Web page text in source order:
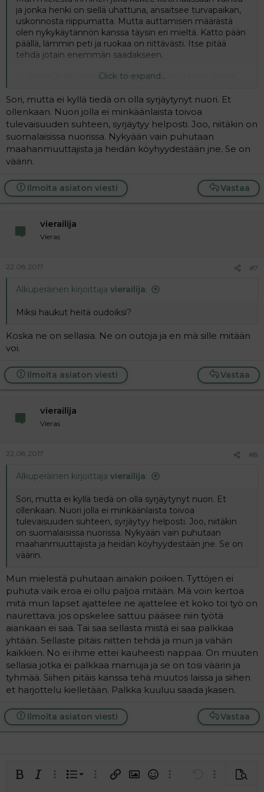
ja jonka henki on siellä uhattuna, ansaitsee turvapaikan,
uskonnosta riippumatta. Mutta auttamisen määrästä
olen nykykäytännön kanssa täysin eri mieltä. Katto pään
päällä, lämmin peti ja ruokaa on riittävästi. Itse pitää
tehdä jotain enemmän saadakseen.
Ja tiedän kyllä, mitä on syrjäytynyt nuori. Mutta tiedän
edes alkeellinen halu kohentaa tilannetta.
Tän yhteiskunnan ongelma on se, että annetaan ja
annetaan vaatimatta yhtään mitään.
Click to expand...
Sori, mutta ei kyllä tiedä on olla syrjäytynyt nuori. Et
ollenkaan. Nuori jolla ei minkäänlaista toivoa
tulevaisuuden suhteen, syrjäytyy helposti. Joo, niitäkin on
suomalaisissa nuorissa. Nykyään vain puhutaan
maahanmuuttajista ja heidän köyhyydestään jne. Se on
väärin.
Vastaa
Ilmoita asiaton viesti
vierailija
Vieras
22.08.2017 #7
Alkuperäinen kirjoittaja vierailija:
Miksi haukut heitä oudoiksi?
Koska ne on sellasia. Ne on outoja ja en mä sille mitään
voi.
Vastaa
Ilmoita asiaton viesti
vierailija
Vieras
22.08.2017 #8
Alkuperäinen kirjoittaja vierailija:
Sori, mutta ei kyllä tiedä on olla syrjäytynyt nuori. Et
ollenkaan. Nuori jolla ei minkäänlaista toivoa
tulevaisuuden suhteen, syrjäytyy helposti. Joo, niitäkin
on suomalaisissa nuorissa. Nykyään vain puhutaan
maahanmuuttajista ja heidän köyhyydestään jne. Se on
väärin.
Mun mielestä puhutaan ainakin poikien. Tyttöjen ei
puhuta vaik eroa ei ollu paljoa mitään. Mä voin kertoa
mitä mun lapset ajattelee ne ajattelee et koko toi työ on
naurettava. jos opskelee sattuu pääsee niin työtä
aiankaan ei saa. Tai saa sellasta mistä ei saa palkkaa
yhtään. Sellaste pitäis niitten tehdä ja mun ja vähän
kaikkien. No ei ihme ettei kauheesti nappaa. On muuten
sellasia jotka ei palkkaa mamuja ja se on tosi väärin ja
tyhmää. Siihen pitäis kanssa tehä muutos laissa ja siihen
et harjottelu kielletään. Palkka kuuluu saada jkasen.
Vastaa
Ilmoita asiaton viesti
LihavoituKursivoitu
Laajennettuun editoriin…
Lista
Järjestetty lista
Laajennettuun editoriin…
Lisää hyperlinkki
Lisää kuva
HymiötLaajennettuun
Kumoa